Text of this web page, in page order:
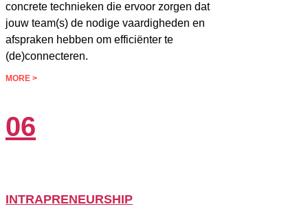
concrete technieken die ervoor zorgen dat
jouw team(s) de nodige vaardigheden en
afspraken hebben om efficiënter te
(de)connecteren.
MORE >
06
INTRAPRENEURSHIP